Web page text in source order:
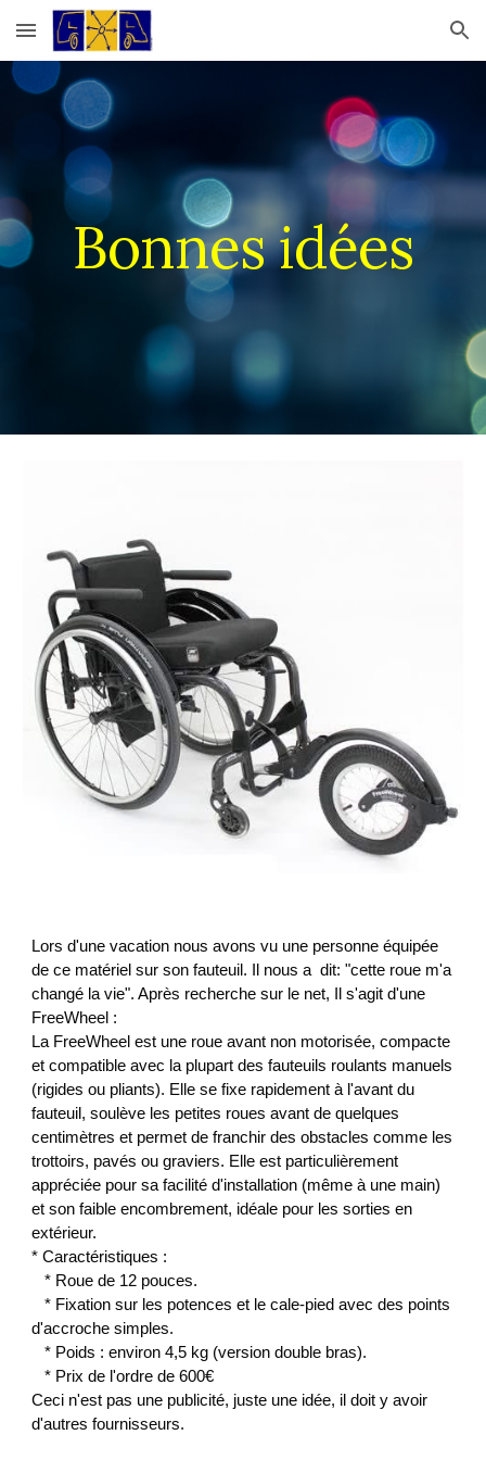
Skip to main content Skip to navigation
Bonnes idées
Lors d'une vacation nous avons vu une personne équipée
de ce matériel sur son fauteuil. Il nous a dit: "cette roue m'a
changé la vie". Après recherche sur le net, Il s'agit d'une
FreeWheel :
La FreeWheel est une roue avant non motorisée, compacte
et compatible avec la plupart des fauteuils roulants manuels
(rigides ou pliants). Elle se fixe rapidement à l'avant du
fauteuil, soulève les petites roues avant de quelques
centimètres et permet de franchir des obstacles comme les
trottoirs, pavés ou graviers. Elle est particulièrement
appréciée pour sa facilité d'installation (même à une main)
et son faible encombrement, idéale pour les sorties en
extérieur.
* Caractéristiques :
* Roue de 12 pouces.
* Fixation sur les potences et le cale-pied avec des points
d'accroche simples.
* Poids : environ 4,5 kg (version double bras).
* Prix de l'ordre de 600€
Ceci n'est pas une publicité, juste une idée, il doit y avoir
d'autres fournisseurs.